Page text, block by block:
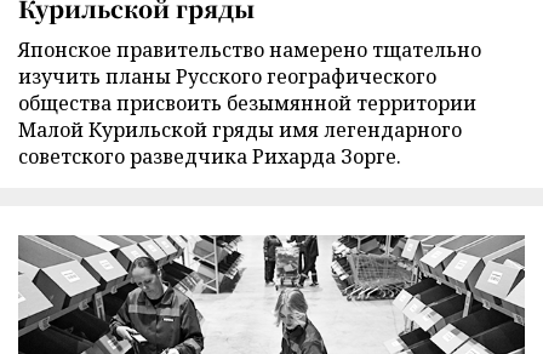
Курильской гряды
Японское правительство намерено тщательно
изучить планы Русского географического
общества присвоить безымянной территории
Малой Курильской гряды имя легендарного
советского разведчика Рихарда Зорге.